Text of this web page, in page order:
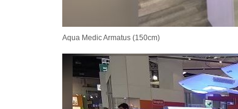
Aqua Medic Armatus (150cm)